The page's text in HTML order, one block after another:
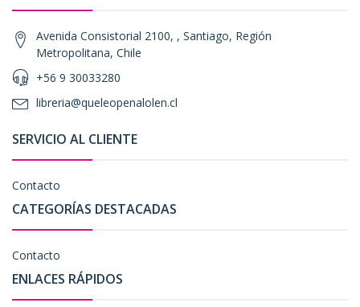
Avenida Consistorial 2100, , Santiago, Región
Metropolitana, Chile
+56 9 30033280
libreria@queleopenalolen.cl
SERVICIO AL CLIENTE
Contacto
CATEGORÍAS DESTACADAS
Contacto
ENLACES RÁPIDOS